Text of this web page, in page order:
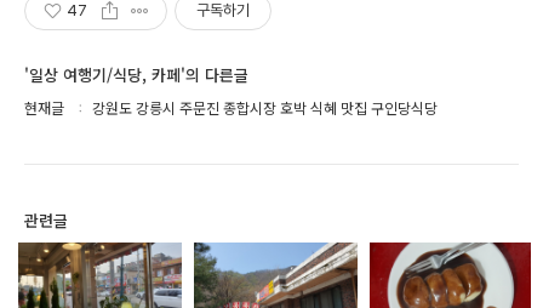
47 구독하기
'일상 여행기/식당, 카페'의 다른글
현재글 강원도 강릉시 주문진 종합시장 호박 식혜 맛집 구인당식당
관련글